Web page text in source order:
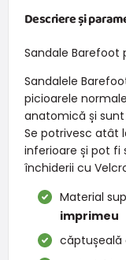
Descriere și
Sandale Barefoot
Sandalele
picioarele
anatomică și
Se potrivesc atât
inferioare și pot fi
închiderii cu
Material
imprimeu
căptușeală